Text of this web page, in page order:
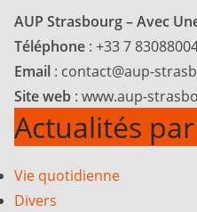
AUP Strasbourg – Avec
Téléphone : +33 7
Email : contact@aup-
Site web : www.aup-
Actualités
Vie quotidienne
Divers